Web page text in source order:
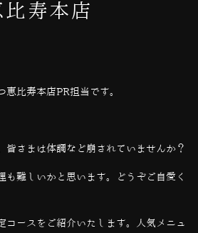
比寿本店
恵比寿本店PR担当です。
皆さまは体調など崩されていませんか？
も難しいかと思います。どうぞご自愛く
コースをご紹介いたします。人気メニュ